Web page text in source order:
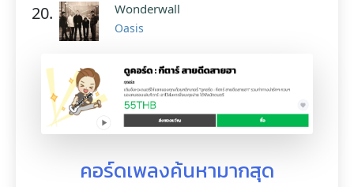
20. Wonderwall
Oasis
คอร์ดเพลงค้นหามากสุด